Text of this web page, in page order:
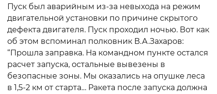
Пуск был аварийным из-за невыхода на режим
двигательной установки по причине скрытого
дефекта двигателя. Пуск проходил ночью. Вот как
об этом вспоминал полковник В.А.Захаров:
“Прошла заправка. На командном пункте остался
расчет запуска, остальные вывезены в
безопасные зоны. Мы оказались на опушке леса
в 1,5-2 км от старта… Ракета после запуска должна